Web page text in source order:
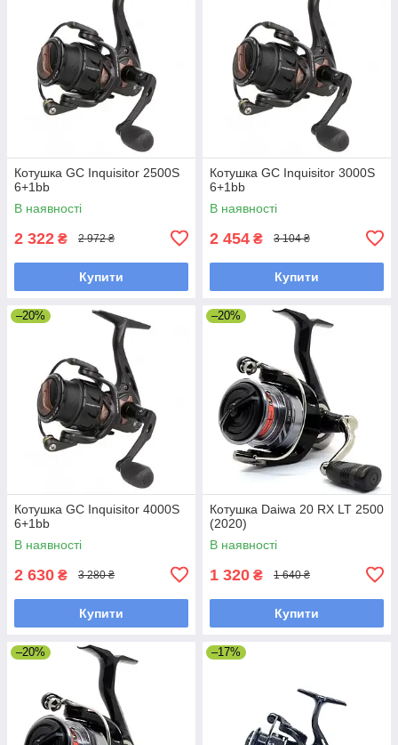
Котушка GC Inquisitor 2500S
6+1bb
В наявності
2 322 ₴ 2 972 ₴
Купити
Котушка GC Inquisitor 3000S
6+1bb
В наявності
2 454 ₴ 3 104 ₴
Купити
–20%
Котушка GC Inquisitor 4000S
6+1bb
В наявності
2 630 ₴ 3 280 ₴
Купити
–20%
Котушка Daiwa 20 RX LT 2500
(2020)
В наявності
1 320 ₴ 1 640 ₴
Купити
–20% –17%